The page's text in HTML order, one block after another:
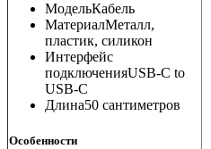
МодельКабель
МатериалМеталл,
пластик, силикон
Интерфейс
подключенияUSB-C to
USB-C
Длина50 сантиметров
Особенности